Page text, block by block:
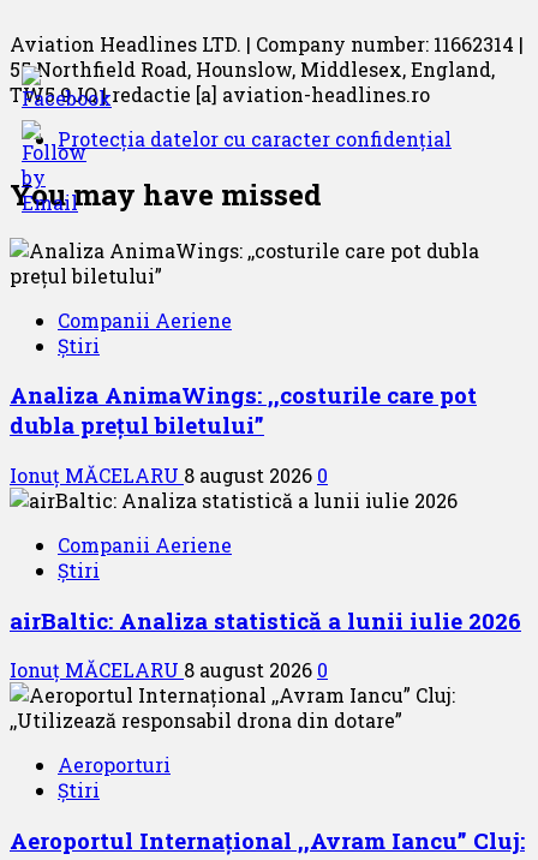
Aviation Headlines LTD. | Company number: 11662314 |
55 Northfield Road, Hounslow, Middlesex, England,
TW5 9JQ | redactie [a] aviation-headlines.ro
Protecția datelor cu caracter confidențial
You may have missed
Companii Aeriene
Știri
Analiza AnimaWings: ,,costurile care pot
dubla prețul biletului”
Ionuț MĂCELARU 8 august 2026 0
Companii Aeriene
Știri
airBaltic: Analiza statistică a lunii iulie 2026
Ionuț MĂCELARU 8 august 2026 0
Aeroporturi
Știri
Aeroportul Internațional ,,Avram Iancu” Cluj: